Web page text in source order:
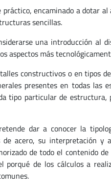
práctico, encaminado a dotar
sencillas.
una introducción al
aspectos más
constructivos o en tipos
presentes en todas las
tipo particular de
dar a conocer la
acero, su interpretación y
de todo el contenido
porqué de los cálculos a